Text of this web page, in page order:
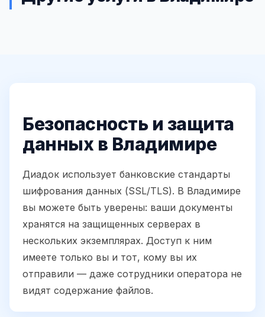
Безопасность и защита
данных в Владимире
Диадок использует банковские стандарты
шифрования данных (SSL/TLS). В Владимире
вы можете быть уверены: ваши документы
хранятся на защищенных серверах в
нескольких экземплярах. Доступ к ним
имеете только вы и тот, кому вы их
отправили — даже сотрудники оператора не
видят содержание файлов.